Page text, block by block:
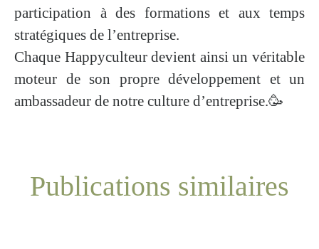
participation à des formations et aux temps
stratégiques de l’entreprise.
Chaque Happyculteur devient ainsi un véritable
moteur de son propre développement et un
ambassadeur de notre culture d’entreprise.🥳
Publications similaires
Renouveler l’engagement, retour à
🎙️ Quand les angles morts RH